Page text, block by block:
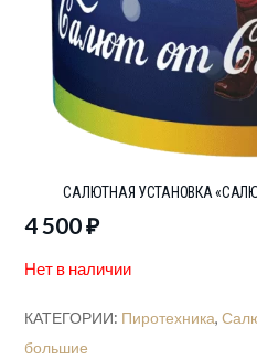
САЛЮТНАЯ УСТАНОВКА
4 500₽
Нет в наличии
КАТЕГОРИИ: Пиротехника,
большие